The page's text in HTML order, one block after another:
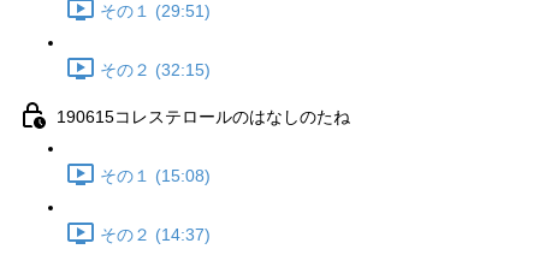
その１ (29:51)
その２ (32:15)
190615コレステロールのはなしのたね
その１ (15:08)
その２ (14:37)